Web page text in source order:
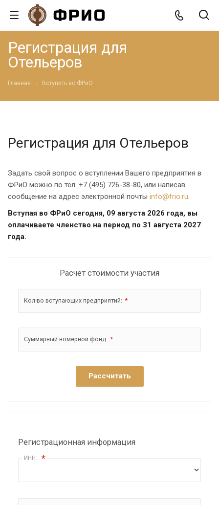
Регистрация для
Отельеров
Главная Вступить во ФРиО
Регистрация для Отельеров
Задать свой вопрос о вступлении Вашего предприятия в
ФРиО можно по тел. +7 (495) 726-38-80, или написав
сообщение на адрес электронной почты info@frio.ru.
Вступая во ФРиО сегодня, 09 августа 2026 года, вы
оплачиваете членство на период по 31 августа 2027
года.
Расчет стоимости участия
Кол-во вступающих предприятий: *
Суммарный номерной фонд: *
Рассчитать
Регистрационная информация
ИНН: *